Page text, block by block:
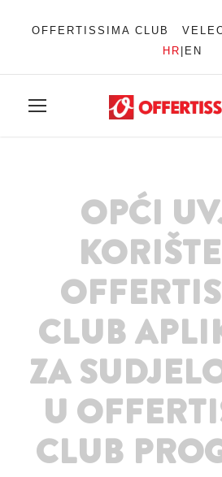
OFFERTISSIMA CLUB
HR EN
OPĆI
CLUB
ZA
U
CLUB